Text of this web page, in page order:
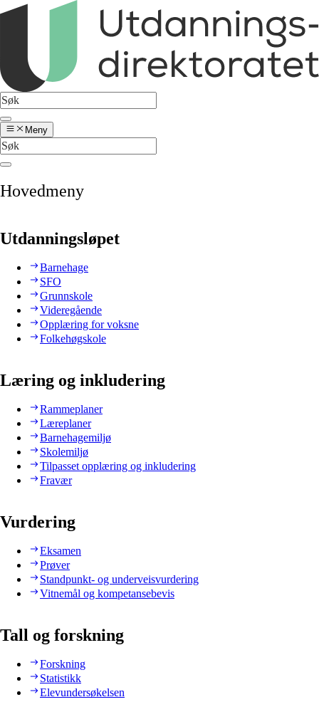
Meny
Hovedmeny
Utdanningsløpet
Barnehage
SFO
Grunnskole
Videregående
Opplæring for voksne
Folkehøgskole
Læring og inkludering
Rammeplaner
Læreplaner
Barnehagemiljø
Skolemiljø
Tilpasset opplæring og inkludering
Fravær
Vurdering
Eksamen
Prøver
Standpunkt- og underveisvurdering
Vitnemål og kompetansebevis
Tall og forskning
Forskning
Statistikk
Elevundersøkelsen